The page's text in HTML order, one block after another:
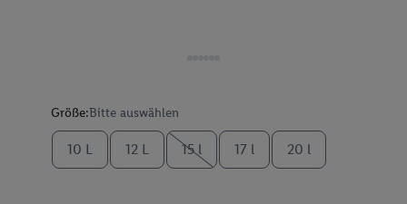
Größe:Bitte auswählen
10 L 12 L 15 l 17 l 20 l